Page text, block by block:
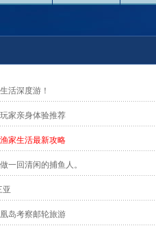
活深度游！
家亲身体验推荐
家生活最新攻略
一回清闲的捕鱼人。
亚
岛考察邮轮旅游